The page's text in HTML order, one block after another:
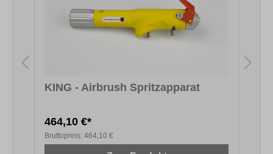
KING - Airbrush Spritzapparat
464,10 €*
Bruttopreis: 464,10 €